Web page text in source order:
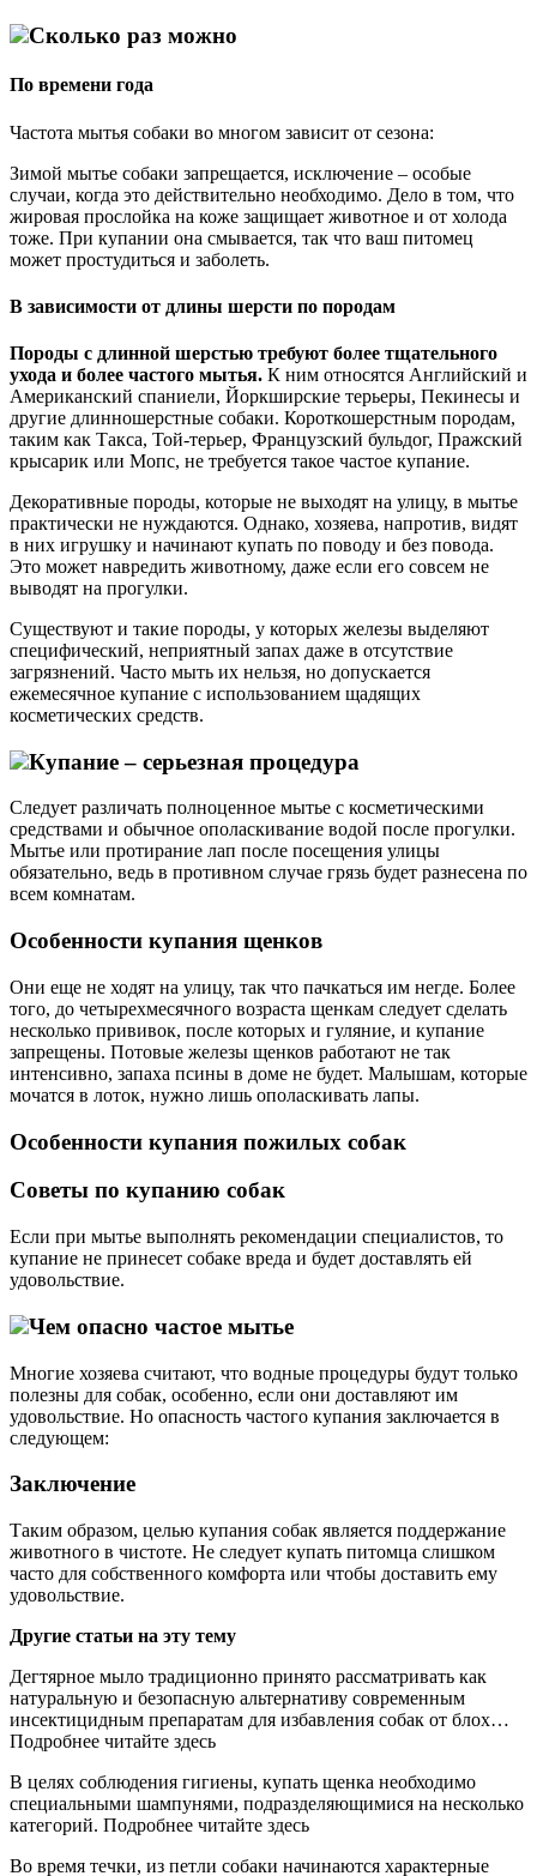
Сколько раз можно
По времени года
Частота мытья собаки во многом зависит от сезона:
Зимой мытье собаки запрещается, исключение – особые
случаи, когда это действительно необходимо. Дело в том, что
жировая прослойка на коже защищает животное и от холода
тоже. При купании она смывается, так что ваш питомец
может простудиться и заболеть.
В зависимости от длины шерсти по породам
Породы с длинной шерстью требуют более тщательного
ухода и более частого мытья. К ним относятся Английский и
Американский спаниели, Йоркширские терьеры, Пекинесы и
другие длинношерстные собаки. Короткошерстным породам,
таким как Такса, Той-терьер, Французский бульдог, Пражский
крысарик или Мопс, не требуется такое частое купание.
Декоративные породы, которые не выходят на улицу, в мытье
практически не нуждаются. Однако, хозяева, напротив, видят
в них игрушку и начинают купать по поводу и без повода.
Это может навредить животному, даже если его совсем не
выводят на прогулки.
Существуют и такие породы, у которых железы выделяют
специфический, неприятный запах даже в отсутствие
загрязнений. Часто мыть их нельзя, но допускается
ежемесячное купание с использованием щадящих
косметических средств.
Купание – серьезная процедура
Следует различать полноценное мытье с косметическими
средствами и обычное ополаскивание водой после прогулки.
Мытье или протирание лап после посещения улицы
обязательно, ведь в противном случае грязь будет разнесена по
всем комнатам.
Особенности купания щенков
Они еще не ходят на улицу, так что пачкаться им негде. Более
того, до четырехмесячного возраста щенкам следует сделать
несколько прививок, после которых и гуляние, и купание
запрещены. Потовые железы щенков работают не так
интенсивно, запаха псины в доме не будет. Малышам, которые
мочатся в лоток, нужно лишь ополаскивать лапы.
Особенности купания пожилых собак
Советы по купанию собак
Если при мытье выполнять рекомендации специалистов, то
купание не принесет собаке вреда и будет доставлять ей
удовольствие.
Чем опасно частое мытье
Многие хозяева считают, что водные процедуры будут только
полезны для собак, особенно, если они доставляют им
удовольствие. Но опасность частого купания заключается в
следующем:
Заключение
Таким образом, целью купания собак является поддержание
животного в чистоте. Не следует купать питомца слишком
часто для собственного комфорта или чтобы доставить ему
удовольствие.
Другие статьи на эту тему
Дегтярное мыло традиционно принято рассматривать как
натуральную и безопасную альтернативу современным
инсектицидным препаратам для избавления собак от блох…
Подробнее читайте здесь
В целях соблюдения гигиены, купать щенка необходимо
специальными шампунями, подразделяющимися на несколько
категорий. Подробнее читайте здесь
Во время течки, из петли собаки начинаются характерные